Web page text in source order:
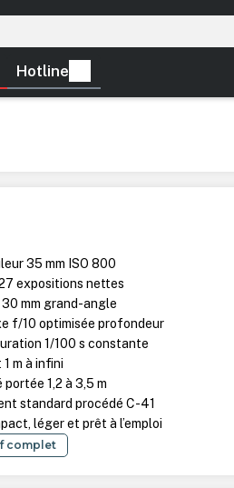
Hotline
35 mm ISO 800
expositions nettes
mm grand-angle
f/10 optimisée profondeur
1/100 s constante
1 m à infini
1,2 à 3,5 m
standard procédé C-41
léger et prêt à l’emploi
complet